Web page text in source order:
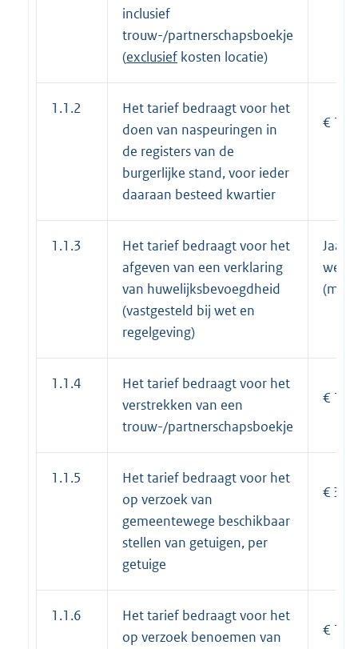
inclusief
trouw-/partnerschapsboekje
(exclusief kosten locatie)
1.1.2
Het tarief bedraagt voor het
doen van naspeuringen in
de registers van de
burgerlijke stand, voor ieder
daaraan besteed kwartier
€ 15,-
1.1.3
Het tarief bedraagt voor het
afgeven van een verklaring
van huwelijksbevoegdheid
(vastgesteld bij wet en
regelgeving)
1.1.4
Het tarief bedraagt voor het
verstrekken van een
trouw-/partnerschapsboekje
€ 16,-
1.1.5
Het tarief bedraagt voor het
op verzoek van
gemeentewege beschikbaar
stellen van getuigen, per
getuige
€ 30,-
1.1.6
Het tarief bedraagt voor het
op verzoek benoemen van
€